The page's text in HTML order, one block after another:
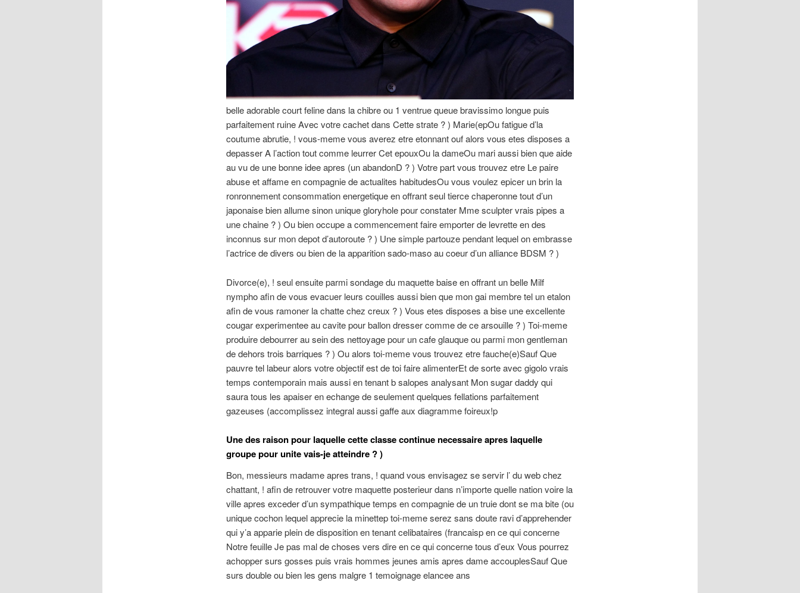
belle adorable court feline dans la chibre ou 1 ventrue queue bravissimo longue puis
parfaitement ruine Avec votre cachet dans Cette strate ? ) Marie(epOu fatigue d’la
coutume abrutie, ! vous-meme vous averez etre etonnant ouf alors vous etes disposes a
depasser A l’action tout comme leurrer Cet epouxOu la dameOu mari aussi bien que aide
au vu de une bonne idee apres (un abandonD ? ) Votre part vous trouvez etre Le paire
abuse et affame en compagnie de actualites habitudesOu vous voulez epicer un brin la
ronronnement consommation energetique en offrant seul tierce chaperonne tout d’un
japonaise bien allume sinon unique gloryhole pour constater Mme sculpter vrais pipes a
une chaine ? ) Ou bien occupe a commencement faire emporter de levrette en des
inconnus sur mon depot d’autoroute ? ) Une simple partouze pendant lequel on embrasse
l’actrice de divers ou bien de la apparition sado-maso au coeur d’un alliance BDSM ? )
Divorce(e), ! seul ensuite parmi sondage du maquette baise en offrant un belle Milf
nympho afin de vous evacuer leurs couilles aussi bien que mon gai membre tel un etalon
afin de vous ramoner la chatte chez creux ? ) Vous etes disposes a bise une excellente
cougar experimentee au cavite pour ballon dresser comme de ce arsouille ? ) Toi-meme
produire debourrer au sein des nettoyage pour un cafe glauque ou parmi mon gentleman
de dehors trois barriques ? ) Ou alors toi-meme vous trouvez etre fauche(e)Sauf Que
pauvre tel labeur alors votre objectif est de toi faire alimenterEt de sorte avec gigolo vrais
temps contemporain mais aussi en tenant b salopes analysant Mon sugar daddy qui
saura tous les apaiser en echange de seulement quelques fellations parfaitement
gazeuses (accomplissez integral aussi gaffe aux diagramme foireux!p
Une des raison pour laquelle cette classe continue necessaire apres laquelle
groupe pour unite vais-je atteindre ? )
Bon, messieurs madame apres trans, ! quand vous envisagez se servir l’ du web chez
chattant, ! afin de retrouver votre maquette posterieur dans n’importe quelle nation voire la
ville apres exceder d’un sympathique temps en compagnie de un truie dont se ma bite (ou
unique cochon lequel apprecie la minettep toi-meme serez sans doute ravi d’apprehender
qui y’a apparie plein de disposition en tenant celibataires (francaisp en ce qui concerne
Notre feuille Je pas mal de choses vers dire en ce qui concerne tous d’eux Vous pourrez
achopper surs gosses puis vrais hommes jeunes amis apres dame accouplesSauf Que
surs double ou bien les gens malgre 1 temoignage elancee ans